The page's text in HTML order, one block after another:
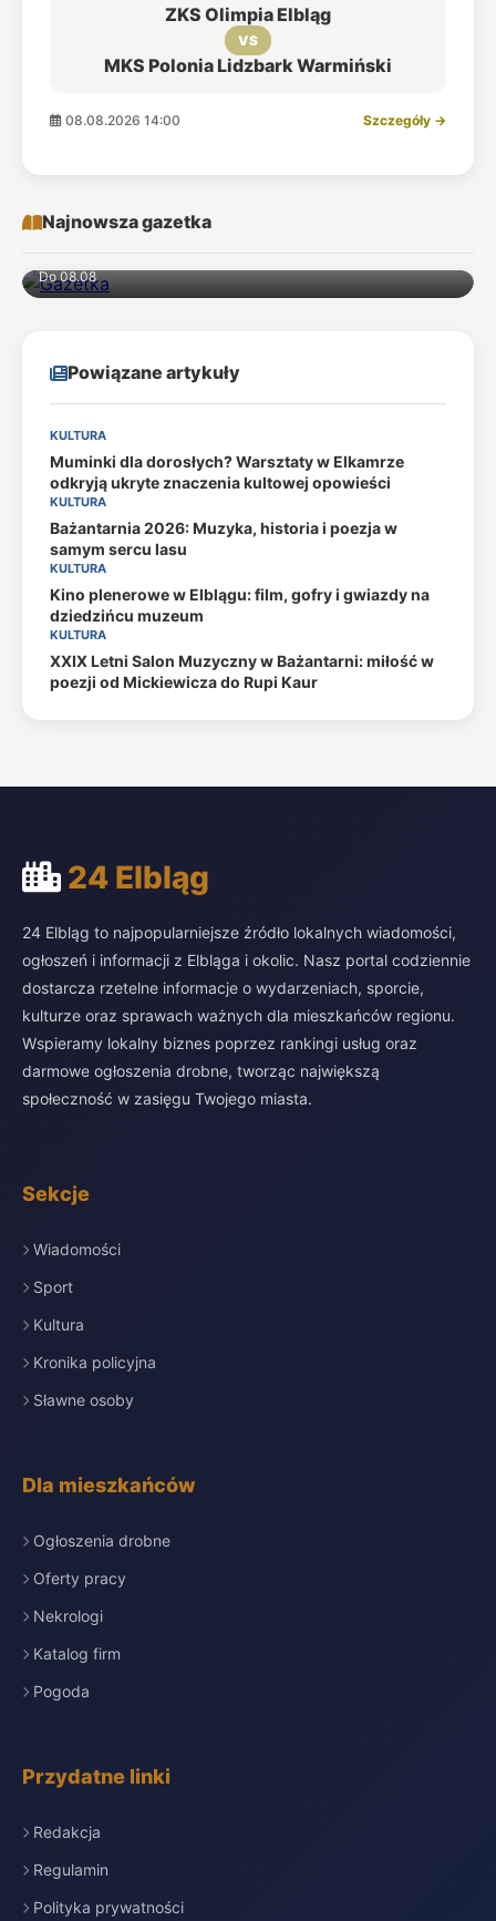
ZKS Olimpia Elbląg
VS
MKS Polonia Lidzbark Warmiński
08.08.2026 14:00 Szczegóły →
Najnowsza gazetka
Do 08.08
Powiązane artykuły
KULTURA
Muminki dla dorosłych? Warsztaty w Elkamrze
odkryją ukryte znaczenia kultowej opowieści
KULTURA
Bażantarnia 2026: Muzyka, historia i poezja w
samym sercu lasu
KULTURA
Kino plenerowe w Elblągu: film, gofry i gwiazdy na
dziedzińcu muzeum
KULTURA
XXIX Letni Salon Muzyczny w Bażantarni: miłość w
poezji od Mickiewicza do Rupi Kaur
24 Elbląg
24 Elbląg to najpopularniejsze źródło lokalnych wiadomości,
ogłoszeń i informacji z Elbląga i okolic. Nasz portal codziennie
dostarcza rzetelne informacje o wydarzeniach, sporcie,
kulturze oraz sprawach ważnych dla mieszkańców regionu.
Wspieramy lokalny biznes poprzez rankingi usług oraz
darmowe ogłoszenia drobne, tworząc największą
społeczność w zasięgu Twojego miasta.
Sekcje
Wiadomości
Sport
Kultura
Kronika policyjna
Sławne osoby
Dla mieszkańców
Ogłoszenia drobne
Oferty pracy
Nekrologi
Katalog firm
Pogoda
Przydatne linki
Redakcja
Regulamin
Polityka prywatności